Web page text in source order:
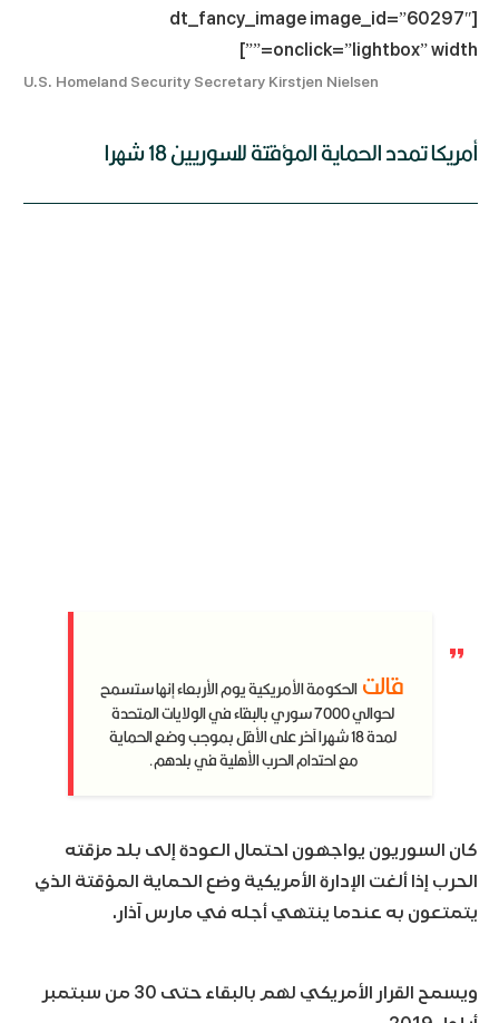
[dt_fancy_image image_id=”60297″
onclick=”lightbox” width=””]
U.S. Homeland Security Secretary Kirstjen Nielsen
أمريكا تمدد الحماية المؤقتة للسوريين 18 شهرا
قالتالحكومة الأمريكية يوم الأربعاء إنها ستسمح
لحوالي 7000 سوري بالبقاء في الولايات المتحدة
لمدة 18 شهرا آخر على الأقل بموجب وضع الحماية
مع احتدام الحرب الأهلية في بلدهم.
كان السوريون يواجهون احتمال العودة إلى بلد مزقته
الحرب إذا ألغت الإدارة الأمريكية وضع الحماية المؤقتة الذي
يتمتعون به عندما ينتهي أجله في مارس آذار.
ويسمح القرار الأمريكي لهم بالبقاء حتى 30 من سبتمبر